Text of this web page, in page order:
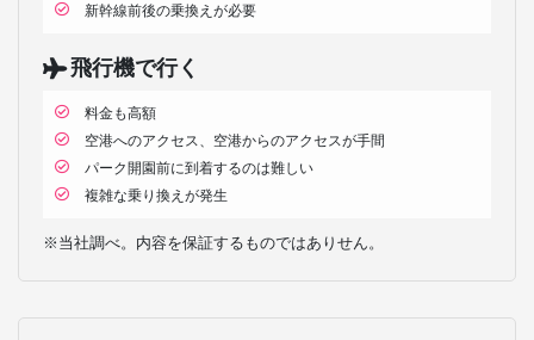
新幹線前後の乗換えが必要
飛行機で行く
料金も高額
空港へのアクセス、空港からのアクセスが手間
パーク開園前に到着するのは難しい
複雑な乗り換えが発生
※当社調べ。内容を保証するものではありせん。